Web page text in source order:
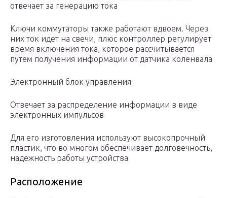
отвечает за генерацию тока
Ключи коммутаторы также работают вдвоем. Через
них ток идет на свечи, плюс контроллер регулирует
время включения тока, которое рассчитывается
путем получения информации от датчика коленвала
Электронный блок управления
Отвечает за распределение информации в виде
электронных импульсов
Для его изготовления используют высокопрочный
пластик, что во многом обеспечивает долговечность,
надежность работы устройства
Расположение